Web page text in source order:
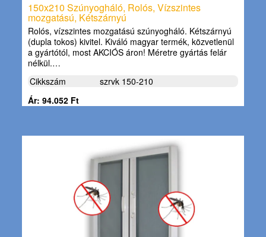
150x210 Szúnyogháló, Rolós, Vízszintes
mozgatású, Kétszárnyú
Rolós, vízszintes mozgatású szúnyogháló. Kétszárnyú
(dupla tokos) kivitel. Kiváló magyar termék, közvetlenül
a gyártótól, most AKCIÓS áron! Méretre gyártás felár
nélkül.…
Cikkszám
szrvk 150-210
Ár: 94.052 Ft